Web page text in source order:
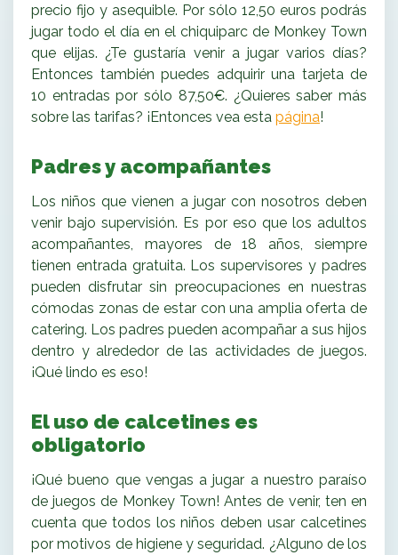
precio fijo y asequible. Por sólo 12,50 euros podrás
jugar todo el día en el chiquiparc de Monkey Town
que elijas. ¿Te gustaría venir a jugar varios días?
Entonces también puedes adquirir una tarjeta de
10 entradas por sólo 87,50€. ¿Quieres saber más
sobre las tarifas? ¡Entonces vea esta página!
Padres y acompañantes
Los niños que vienen a jugar con nosotros deben
venir bajo supervisión. Es por eso que los adultos
acompañantes, mayores de 18 años, siempre
tienen entrada gratuita. Los supervisores y padres
pueden disfrutar sin preocupaciones en nuestras
cómodas zonas de estar con una amplia oferta de
catering. Los padres pueden acompañar a sus hijos
dentro y alrededor de las actividades de juegos.
¡Qué lindo es eso!
El uso de calcetines es
obligatorio
¡Qué bueno que vengas a jugar a nuestro paraíso
de juegos de Monkey Town! Antes de venir, ten en
cuenta que todos los niños deben usar calcetines
por motivos de higiene y seguridad. ¿Alguno de los